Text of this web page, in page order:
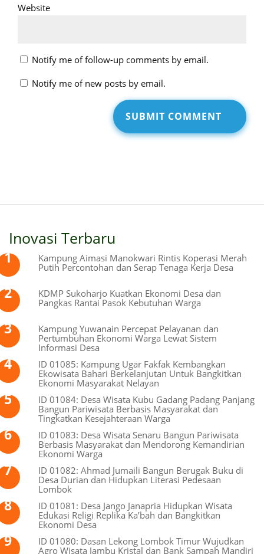
Website
Notify me of follow-up comments by email.
Notify me of new posts by email.
Inovasi Terbaru
Kampung Aimasi Manokwari Rintis Koperasi Merah
Putih Percontohan dan Serap Tenaga Kerja Desa
KDMP Sukoharjo Kuatkan Ekonomi Desa dan
Pangkas Rantai Pasok Kebutuhan Warga
Kampung Yuwanain Percepat Pelayanan dan
Pertumbuhan Ekonomi Warga Lewat Sistem
Informasi Desa
ID 01085: Kampung Ugar Fakfak Kembangkan
Ekowisata Bahari Berkelanjutan Untuk Bangkitkan
Ekonomi Masyarakat Nelayan
ID 01084: Desa Wisata Kubu Gadang Padang Panjang
Bangun Pariwisata Berbasis Masyarakat dan
Tingkatkan Kesejahteraan Warga
ID 01083: Desa Wisata Senaru Bangun Pariwisata
Berbasis Masyarakat dan Mendorong Kemandirian
Ekonomi Warga
ID 01082: Ahmad Jumaili Bangun Berugak Buku di
Desa Durian dan Hidupkan Literasi Pedesaan
Lombok
ID 01081: Desa Jango Janapria Hidupkan Wisata
Edukasi Religi Replika Ka’bah dan Bangkitkan
Ekonomi Desa
ID 01080: Dasan Lekong Lombok Timur Wujudkan
Agro Wisata Jambu Kristal dan Bank Sampah Mandiri